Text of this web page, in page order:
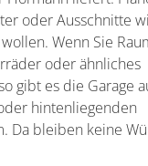
oder Ausschnitte
Wenn Sie
oder ähnliches
gibt es die Garage
hintenliegenden
Da bleiben keine